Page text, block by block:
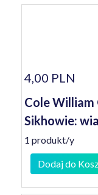
4,00 PLN
Cole William
Sikhowie:
1 produkt/y
Dodaj do